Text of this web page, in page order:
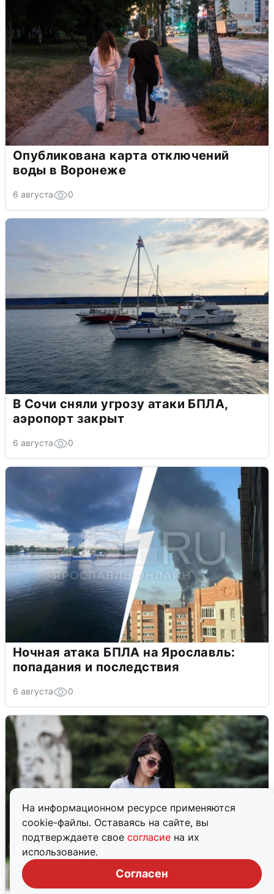
На информационном ресурсе применяются
cookie-файлы. Оставаясь на сайте, вы
подтверждаете свое согласие на их
использование.
Согласен
Опубликована карта отключений
воды в Воронеже
6 августа 0
В Сочи сняли угрозу атаки БПЛА,
аэропорт закрыт
6 августа 0
Ночная атака БПЛА на Ярославль:
попадания и последствия
6 августа 0